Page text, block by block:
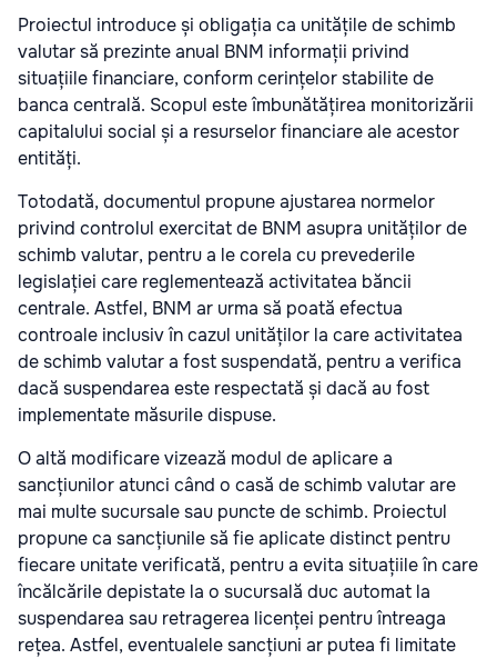
Proiectul introduce și obligația ca unitățile de schimb
valutar să prezinte anual BNM informații privind
situațiile financiare, conform cerințelor stabilite de
banca centrală. Scopul este îmbunătățirea monitorizării
capitalului social și a resurselor financiare ale acestor
entități.
Totodată, documentul propune ajustarea normelor
privind controlul exercitat de BNM asupra unităților de
schimb valutar, pentru a le corela cu prevederile
legislației care reglementează activitatea băncii
centrale. Astfel, BNM ar urma să poată efectua
controale inclusiv în cazul unităților la care activitatea
de schimb valutar a fost suspendată, pentru a verifica
dacă suspendarea este respectată și dacă au fost
implementate măsurile dispuse.
O altă modificare vizează modul de aplicare a
sancțiunilor atunci când o casă de schimb valutar are
mai multe sucursale sau puncte de schimb. Proiectul
propune ca sancțiunile să fie aplicate distinct pentru
fiecare unitate verificată, pentru a evita situațiile în care
încălcările depistate la o sucursală duc automat la
suspendarea sau retragerea licenței pentru întreaga
rețea. Astfel, eventualele sancțiuni ar putea fi limitate